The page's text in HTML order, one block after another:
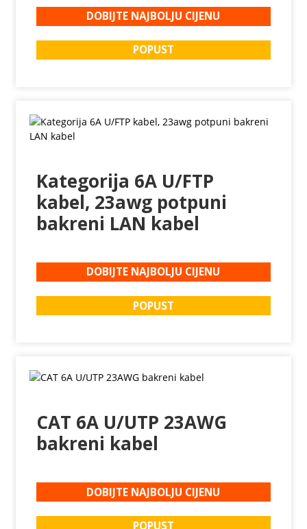
DOBIJTE NAJBOLJU CIJENU
POPUST
Kategorija 6A U/FTP
kabel, 23awg potpuni
bakreni LAN kabel
DOBIJTE NAJBOLJU CIJENU
POPUST
CAT 6A U/UTP 23AWG
bakreni kabel
DOBIJTE NAJBOLJU CIJENU
POPUST